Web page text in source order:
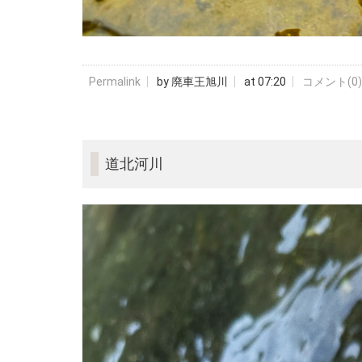
Permalink by 廃車王旭川 at 07:20 コメント(0)
道北河川